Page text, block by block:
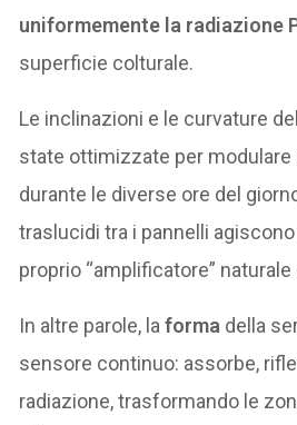
uniformemente la radiazione
superficie colturale.
Le inclinazioni e le curvature
state ottimizzate per modulare
durante le diverse ore del
traslucidi tra i pannelli
proprio “amplificatore”
In altre parole, laforma della
sensore continuo: assorbe,
radiazione, trasformando le